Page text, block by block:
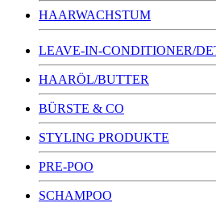
HAARWACHSTUM
LEAVE-IN-CONDITIONER/
HAARÖL/BUTTER
BÜRSTE & CO
STYLING PRODUKTE
PRE-POO
SCHAMPOO